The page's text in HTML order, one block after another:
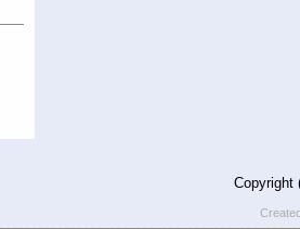
Copyright